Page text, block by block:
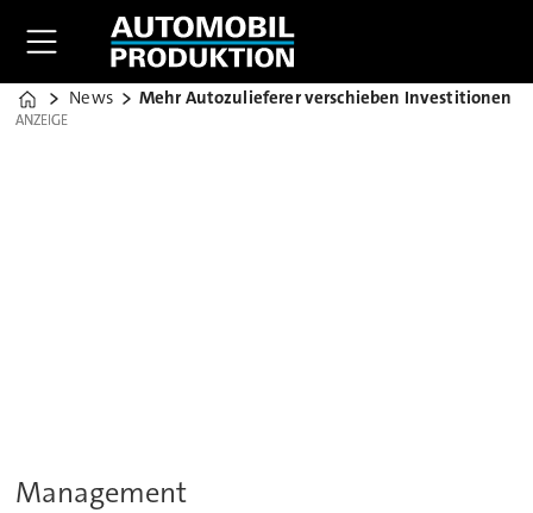
Home
News Mehr Autozulieferer verschieben Investitionen
ANZEIGE
ANZEIGE
Management